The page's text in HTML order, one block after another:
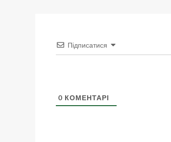
Підписатися
0 КОМЕНТАРІ